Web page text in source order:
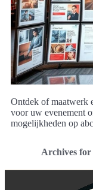
Ontdek of maatwerk
voor uw evenement
mogelijkheden op
Archives for